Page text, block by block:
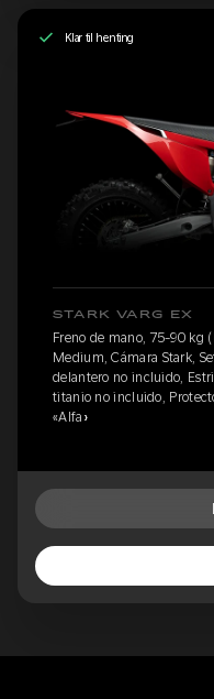
Klar til henting
STARK VARG EX
Freno de mano, 75-90 kg
Medium, Cámara Stark,
delantero no incluido,
titanio no incluido,
«Alfa»